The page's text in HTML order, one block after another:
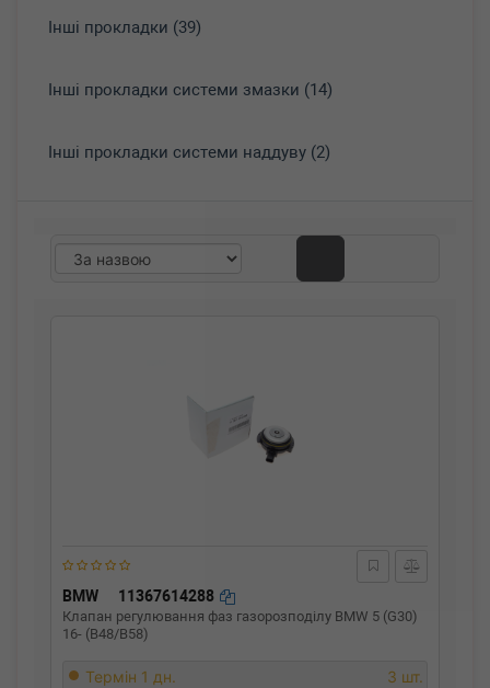
Інші прокладки (39)
Інші прокладки системи змазки (14)
Інші прокладки системи наддуву (2)
BMW 11367614288
Клапан регулювання фаз газорозподілу BMW 5 (G30)
16- (B48/B58)
Термін 1 дн. 3 шт.